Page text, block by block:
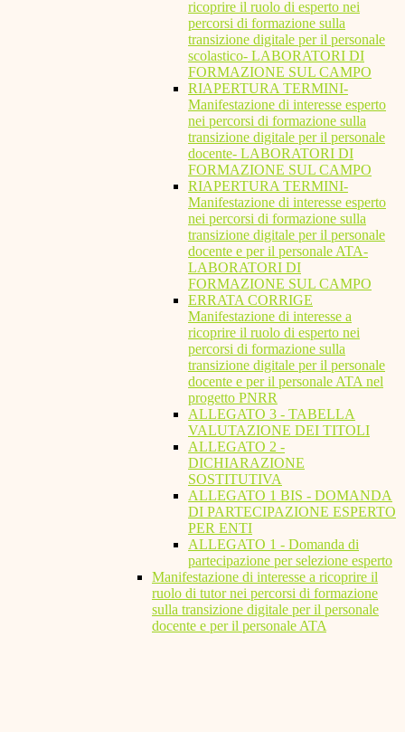
ricoprire il ruolo di esperto nei
percorsi di formazione sulla
transizione digitale per il personale
scolastico- LABORATORI DI
FORMAZIONE SUL CAMPO
RIAPERTURA TERMINI-
Manifestazione di interesse esperto
nei percorsi di formazione sulla
transizione digitale per il personale
docente- LABORATORI DI
FORMAZIONE SUL CAMPO
RIAPERTURA TERMINI-
Manifestazione di interesse esperto
nei percorsi di formazione sulla
transizione digitale per il personale
docente e per il personale ATA-
LABORATORI DI
FORMAZIONE SUL CAMPO
ERRATA CORRIGE
Manifestazione di interesse a
ricoprire il ruolo di esperto nei
percorsi di formazione sulla
transizione digitale per il personale
docente e per il personale ATA nel
progetto PNRR
ALLEGATO 3 - TABELLA
VALUTAZIONE DEI TITOLI
ALLEGATO 2 -
DICHIARAZIONE
SOSTITUTIVA
ALLEGATO 1 BIS - DOMANDA
DI PARTECIPAZIONE ESPERTO
PER ENTI
ALLEGATO 1 - Domanda di
partecipazione per selezione esperto
Manifestazione di interesse a ricoprire il
ruolo di tutor nei percorsi di formazione
sulla transizione digitale per il personale
docente e per il personale ATA